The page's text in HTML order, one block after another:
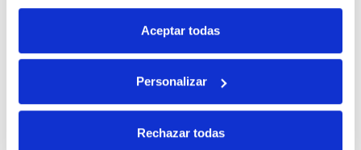
Aceptar todas
Personalizar
Rechazar todas
recetas
bimensual, en el que podrás ganar esta Caja Regalo con
nuestros productos estrella.
[button url=»https://serrats.com/recetas/concurso-de-